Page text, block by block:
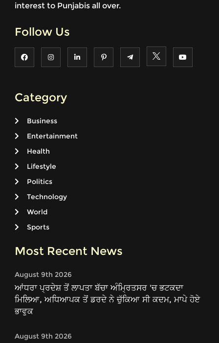
interest to Punjabis all over.
Follow Us
Category
Business
Entertainment
Health
Lifestyle
Politics
Technology
World
Sports
Most Recent News
August 9th 2026
ਆਂਧਰਾ ਪ੍ਰਦੇਸ਼ ਤੋਂ ਲਾਪਤਾ ਬੱਚਾ ਅੰਮ੍ਰਿਤਸਰ 'ਚ ਭਟਕਦਾ
ਮਿਲਿਆ, ਅਧਿਆਪਕ ਤੋਂ ਡਰਦੇ ਨੇ ਚੁੱਕਿਆ ਸੀ ਕਦਮ, ਮਾਪੇ ਹੋਏ
ਭਾਵੁਕ
August 9th 2026